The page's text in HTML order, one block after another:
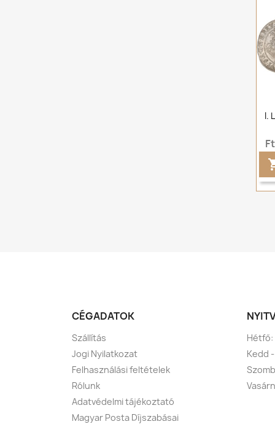
I.
CÉGADATOK
Szállítás
Jogi Nyilatkozat
Felhasználási feltételek
Rólunk
Adatvédelmi tájékoztató
Magyar Posta Díjszabásai
Hétfő:
Kedd